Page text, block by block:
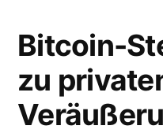
Bitcoin-
zu